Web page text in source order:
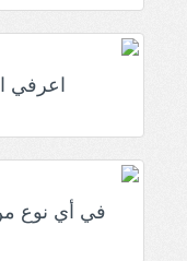
اعرفي
في أي نوع